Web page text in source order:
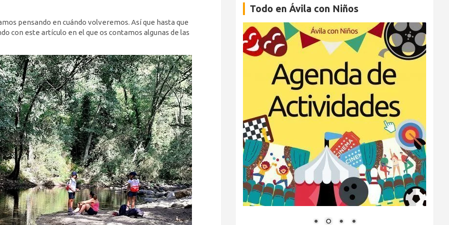
pensando en cuándo volveremos. Así que hasta que
con este artículo en el que os contamos algunas de las
Todo en Ávila con Niños